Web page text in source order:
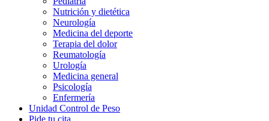
Nutrición y dietética
Neurología
Medicina del deporte
Terapia del dolor
Reumatología
Urología
Medicina general
Psicología
Enfermería
Unidad Control de Peso
Pide tu cita